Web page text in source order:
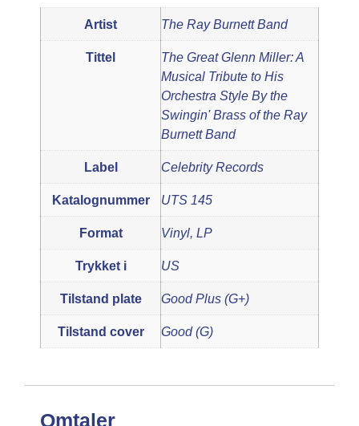
Artist The Ray Burnett Band
Tittel
The Great Glenn Miller: A
Musical Tribute to His
Orchestra Style By the
Swingin' Brass of the Ray
Burnett Band
Label Celebrity Records
Katalognummer UTS 145
Format Vinyl, LP
Trykket i US
Tilstand plate Good Plus (G+)
Tilstand cover Good (G)
Omtaler